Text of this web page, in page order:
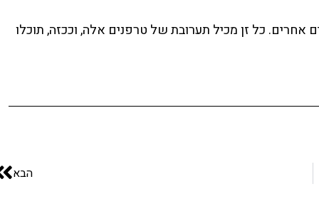
אחרים. כל זן מכיל תערובת של טרפנים אלה, וככזה, תוכלו
הבא